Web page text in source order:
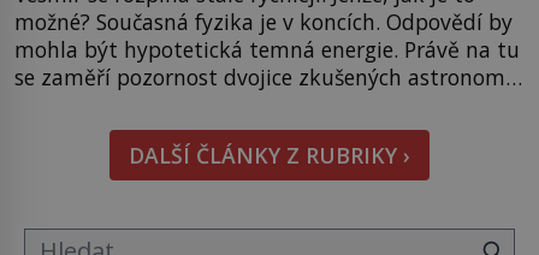
možné? Současná fyzika je v koncích. Odpovědí by
mohla být hypotetická temná energie. Právě na tu
se zaměří pozornost dvojice zkušených astronomů.
hmatatelnějšího. Naprosto rekordní kometu!
Astronomové Pedro Bernardinelli a Gary Bernstein
mravenčí prací zkoumají archivní snímky v rámci
DALŠÍ ČLÁNKY Z RUBRIKY ›